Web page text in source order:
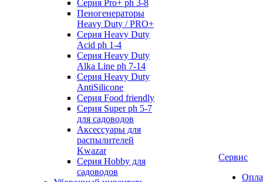
Серия Pro+ ph 3-8
Пеногенераторы
Heavy Duty / PRO+
Серия Heavy Duty
Acid ph 1-4
Серия Heavy Duty
Alka Line ph 7-14
Серия Heavy Duty
AntiSilicone
Серия Food friendly
Серия Super ph 5-7
для садоводов
Аксессуары для
распылителей
Kwazar
Серия Hobby для
садоводов
Сервис